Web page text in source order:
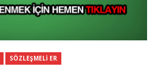
SÖZLEŞMELI ER